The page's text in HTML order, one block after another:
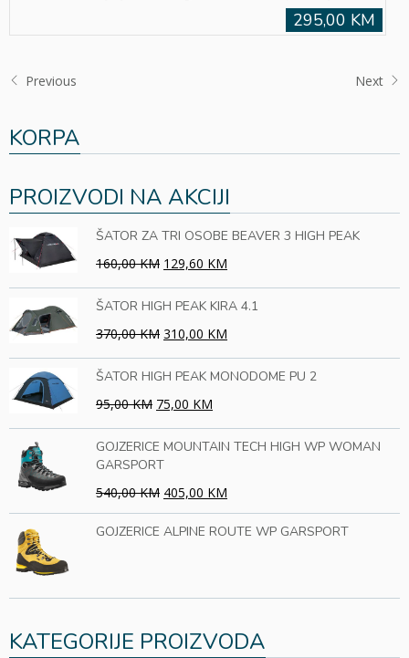
295,00 KM
Previous Next
KORPA
PROIZVODI NA AKCIJI
ŠATOR ZA TRI OSOBE BEAVER 3 HIGH PEAK
160,00 KM 129,60 KM
ŠATOR HIGH PEAK KIRA 4.1
370,00 KM 310,00 KM
ŠATOR HIGH PEAK MONODOME PU 2
95,00 KM 75,00 KM
GOJZERICE MOUNTAIN TECH HIGH WP WOMAN
GARSPORT
540,00 KM 405,00 KM
GOJZERICE ALPINE ROUTE WP GARSPORT
KATEGORIJE PROIZVODA